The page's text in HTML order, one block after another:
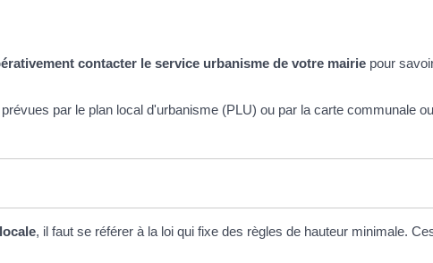
contacter le service urbanisme de votre mairie pour
par le plan local d'urbanisme (PLU) ou par la carte communale
, il faut se référer à la loi qui fixe des règles de hauteur minimale.